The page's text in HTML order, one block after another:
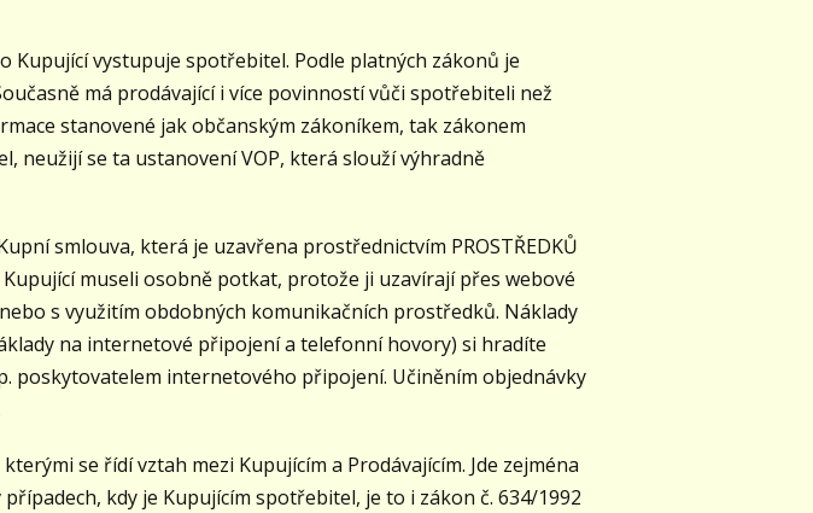
Kupující vystupuje spotřebitel. Podle platných zákonů je
má prodávající i více povinností vůči spotřebiteli než
stanovené jak občanským zákoníkem, tak zákonem
neužijí se ta ustanovení VOP, která slouží výhradně
smlouva, která je uzavřena prostřednictvím PROSTŘEDKŮ
Kupující museli osobně potkat, protože ji uzavírají přes webové
s využitím obdobných komunikačních prostředků. Náklady
na internetové připojení a telefonní hovory) si hradíte
poskytovatelem internetového připojení. Učiněním objednávky
se řídí vztah mezi Kupujícím a Prodávajícím. Jde zejména
kdy je Kupujícím spotřebitel, je to i zákon č. 634/1992